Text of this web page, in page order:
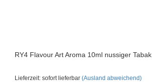
RY4 Flavour Art Aroma 10ml nussiger Tabak
Lieferzeit: sofort lieferbar (Ausland abweichend)